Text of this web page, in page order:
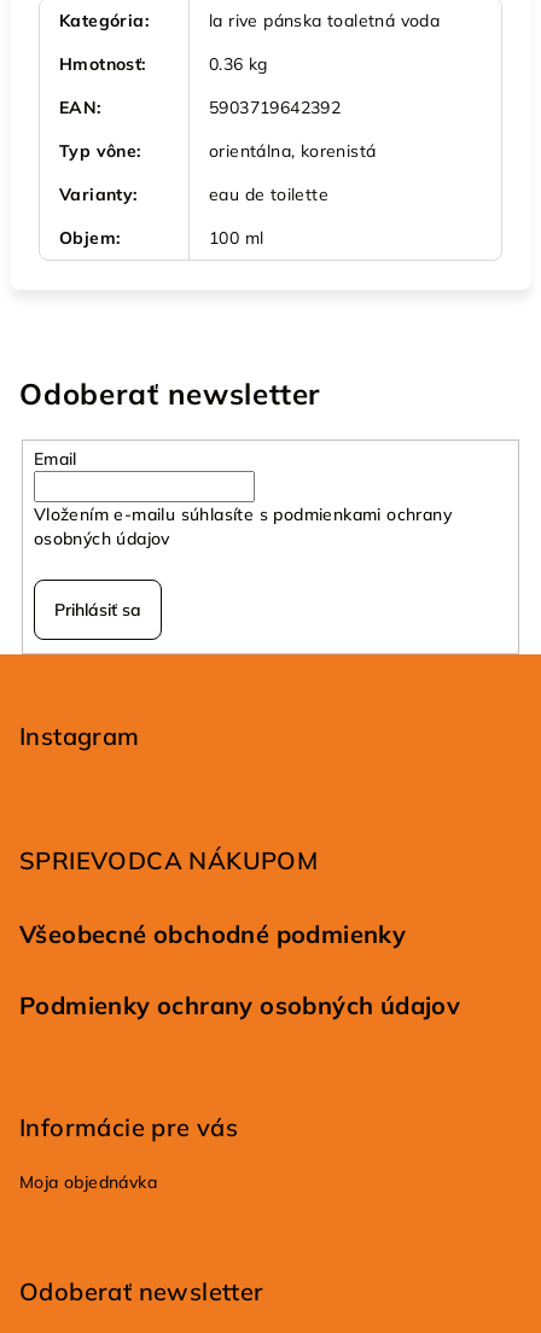
Kategória:
la rive pánska toaletná voda
Hmotnosť:
0.36 kg
EAN:
5903719642392
Typ vône:
orientálna, korenistá
Varianty:
eau de toilette
Objem: 100 ml
Odoberať newsletter
Email
Vložením e-mailu súhlasíte s podmienkami ochrany
osobných údajov
Prihlásiť sa
Instagram
SPRIEVODCA NÁKUPOM
Všeobecné obchodné podmienky
Podmienky ochrany osobných údajov
Informácie pre vás
Moja objednávka
Odoberať newsletter